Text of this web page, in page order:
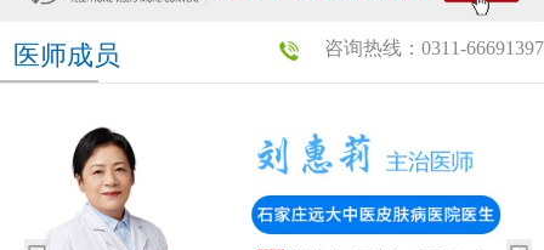
咨询热线：0311-66691397
医师成员